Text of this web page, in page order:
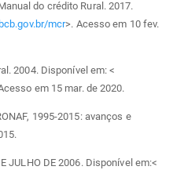
do crédito Rural. 2017.
mcr>. Acesso em 10 fev.
2004. Disponível em: <
em 15 mar. de 2020.
1995-2015: avanços e
JULHO DE 2006. Disponível em:<